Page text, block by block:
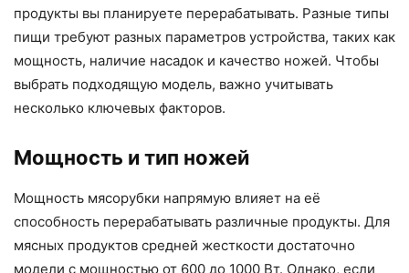
продукты вы планируете перерабатывать. Разные типы
пищи требуют разных параметров устройства, таких как
мощность, наличие насадок и качество ножей. Чтобы
выбрать подходящую модель, важно учитывать
несколько ключевых факторов.
Мощность и тип ножей
Мощность мясорубки напрямую влияет на её
способность перерабатывать различные продукты. Для
мясных продуктов средней жесткости достаточно
модели с мощностью от 600 до 1000 Вт. Однако, если